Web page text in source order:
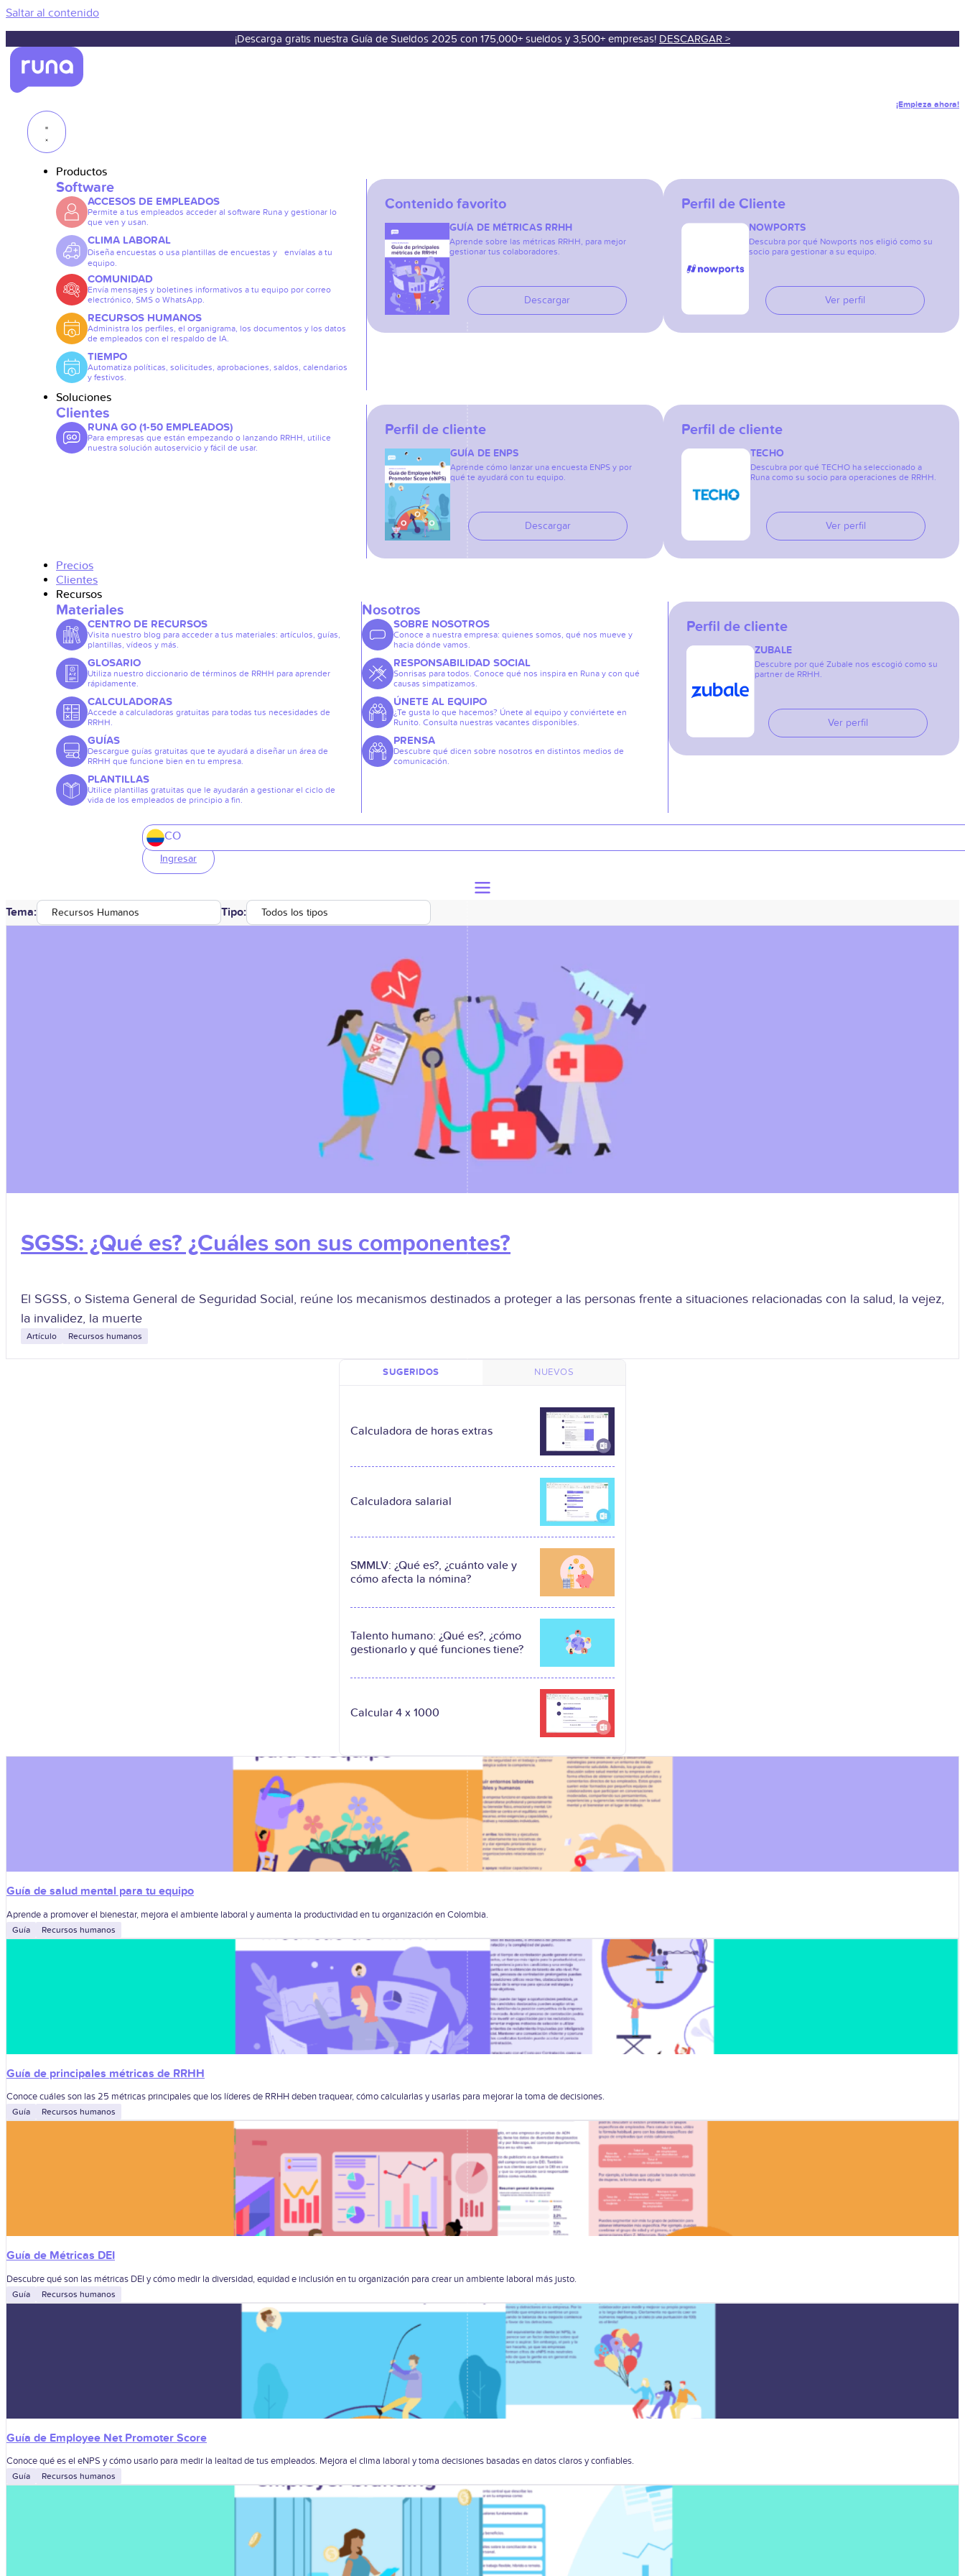
Saltar al contenido
¡Descarga gratis nuestra Guía de Sueldos 2025 con 175,000+ sueldos y 3,500+ empresas! DESCARGAR >
¡Empieza ahora!
Productos
Software
ACCESOS DE EMPLEADOS
Permite a tus empleados acceder al software Runa y gestionar lo
que ven y usan.
CLIMA LABORAL
Diseña encuestas o usa plantillas de encuestas y envíalas a tu
equipo.
COMUNIDAD
Envía mensajes y boletines informativos a tu equipo por correo
electrónico, SMS o WhatsApp.
RECURSOS HUMANOS
Administra los perfiles, el organigrama, los documentos y los datos
de empleados con el respaldo de IA.
TIEMPO
Automatiza políticas, solicitudes, aprobaciones, saldos, calendarios
y festivos.
Contenido favorito
GUÍA DE MÉTRICAS RRHH
Aprende sobre las métricas RRHH, para mejor
gestionar tus colaboradores.
Descargar
Perfil de Cliente
NOWPORTS
Descubra por qué Nowports nos eligió como su
socio para gestionar a su equipo.
Ver perfil
Soluciones
Clientes
RUNA GO (1-50 EMPLEADOS)
Para empresas que están empezando o lanzando RRHH, utilice
nuestra solución autoservicio y fácil de usar.
Perfil de cliente
GUÍA DE ENPS
Aprende cómo lanzar una encuesta ENPS y por
qué te ayudará con tu equipo.
Descargar
Perfil de cliente
TECHO
Descubra por qué TECHO ha seleccionado a
Runa como su socio para operaciones de RRHH.
Ver perfil
Precios
Clientes
Recursos
Materiales
CENTRO DE RECURSOS
Visita nuestro blog para acceder a tus materiales: artículos, guías,
plantillas, vídeos y más.
GLOSARIO
Utiliza nuestro diccionario de términos de RRHH para aprender
rápidamente.
CALCULADORAS
Accede a calculadoras gratuitas para todas tus necesidades de
RRHH.
GUÍAS
Descargue guías gratuitas que te ayudará a diseñar un área de
RRHH que funcione bien en tu empresa.
PLANTILLAS
Utilice plantillas gratuitas que le ayudarán a gestionar el ciclo de
vida de los empleados de principio a fin.
Nosotros
SOBRE NOSOTROS
Conoce a nuestra empresa: quienes somos, qué nos mueve y
hacia dónde vamos.
RESPONSABILIDAD SOCIAL
Sonrisas para todos. Conoce qué nos inspira en Runa y con qué
causas simpatizamos.
ÚNETE AL EQUIPO
¿Te gusta lo que hacemos? Únete al equipo y conviértete en
Runito. Consulta nuestras vacantes disponibles.
PRENSA
Descubre qué dicen sobre nosotros en distintos medios de
comunicación.
Perfil de cliente
ZUBALE
Descubre por qué Zubale nos escogió como su
partner de RRHH.
Ver perfil
CO
Ingresar
Tema: Recursos Humanos Tipo: Todos los tipos
SGSS: ¿Qué es? ¿Cuáles son sus componentes?
El SGSS, o Sistema General de Seguridad Social, reúne los mecanismos destinados a proteger a las personas frente a situaciones relacionadas con la salud, la vejez,
la invalidez, la muerte
Artículo Recursos humanos
SUGERIDOS NUEVOS
Calculadora de horas extras
Calculadora salarial
SMMLV: ¿Qué es?, ¿cuánto vale y
cómo afecta la nómina?
Talento humano: ¿Qué es?, ¿cómo
gestionarlo y qué funciones tiene?
Calcular 4 x 1000
Guía de salud mental para tu equipo
Aprende a promover el bienestar, mejora el ambiente laboral y aumenta la productividad en tu organización en Colombia.
Guía Recursos humanos
Guía de principales métricas de RRHH
Conoce cuáles son las 25 métricas principales que los líderes de RRHH deben traquear, cómo calcularlas y usarlas para mejorar la toma de decisiones.
Guía Recursos humanos
Guía de Métricas DEI
Descubre qué son las métricas DEI y cómo medir la diversidad, equidad e inclusión en tu organización para crear un ambiente laboral más justo.
Guía Recursos humanos
Guía de Employee Net Promoter Score
Conoce qué es el eNPS y cómo usarlo para medir la lealtad de tus empleados. Mejora el clima laboral y toma decisiones basadas en datos claros y confiables.
Guía Recursos humanos